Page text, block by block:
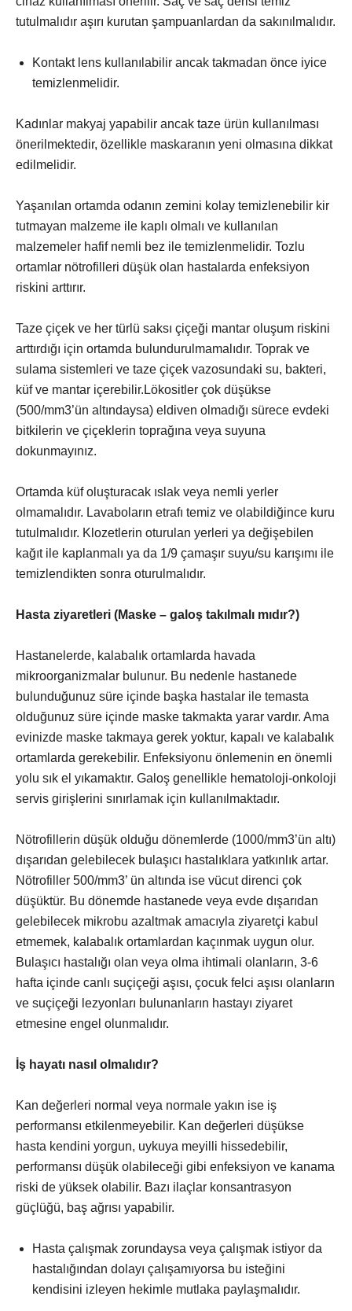
tutulmalıdır aşırı kurutan şampuanlardan da sakınılmalıdır.
Kontakt lens kullanılabilir ancak takmadan önce iyice
temizlenmelidir.
Kadınlar makyaj yapabilir ancak taze ürün kullanılması
önerilmektedir, özellikle maskaranın yeni olmasına dikkat
edilmelidir.
Yaşanılan ortamda odanın zemini kolay temizlenebilir kir
tutmayan malzeme ile kaplı olmalı ve kullanılan
malzemeler hafif nemli bez ile temizlenmelidir. Tozlu
ortamlar nötrofilleri düşük olan hastalarda enfeksiyon
riskini arttırır.
Taze çiçek ve her türlü saksı çiçeği mantar oluşum riskini
arttırdığı için ortamda bulundurulmamalıdır. Toprak ve
sulama sistemleri ve taze çiçek vazosundaki su, bakteri,
küf ve mantar içerebilir.Lökositler çok düşükse
(500/mm3’ün altındaysa) eldiven olmadığı sürece evdeki
bitkilerin ve çiçeklerin toprağına veya suyuna
dokunmayınız.
Ortamda küf oluşturacak ıslak veya nemli yerler
olmamalıdır. Lavaboların etrafı temiz ve olabildiğince kuru
tutulmalıdır. Klozetlerin oturulan yerleri ya değişebilen
kağıt ile kaplanmalı ya da 1/9 çamaşır suyu/su karışımı ile
temizlendikten sonra oturulmalıdır.
Hasta ziyaretleri (Maske – galoş takılmalı mıdır?)
Hastanelerde, kalabalık ortamlarda havada
mikroorganizmalar bulunur. Bu nedenle hastanede
bulunduğunuz süre içinde başka hastalar ile temasta
olduğunuz süre içinde maske takmakta yarar vardır. Ama
evinizde maske takmaya gerek yoktur, kapalı ve kalabalık
ortamlarda gerekebilir. Enfeksiyonu önlemenin en önemli
yolu sık el yıkamaktır. Galoş genellikle hematoloji-onkoloji
servis girişlerini sınırlamak için kullanılmaktadır.
Nötrofillerin düşük olduğu dönemlerde (1000/mm3’ün altı)
dışarıdan gelebilecek bulaşıcı hastalıklara yatkınlık artar.
Nötrofiller 500/mm3’ ün altında ise vücut direnci çok
düşüktür. Bu dönemde hastanede veya evde dışarıdan
gelebilecek mikrobu azaltmak amacıyla ziyaretçi kabul
etmemek, kalabalık ortamlardan kaçınmak uygun olur.
Bulaşıcı hastalığı olan veya olma ihtimali olanların, 3-6
hafta içinde canlı suçiçeği aşısı, çocuk felci aşısı olanların
ve suçiçeği lezyonları bulunanların hastayı ziyaret
etmesine engel olunmalıdır.
İş hayatı nasıl olmalıdır?
Kan değerleri normal veya normale yakın ise iş
performansı etkilenmeyebilir. Kan değerleri düşükse
hasta kendini yorgun, uykuya meyilli hissedebilir,
performansı düşük olabileceği gibi enfeksiyon ve kanama
riski de yüksek olabilir. Bazı ilaçlar konsantrasyon
güçlüğü, baş ağrısı yapabilir.
Hasta çalışmak zorundaysa veya çalışmak istiyor da
hastalığından dolayı çalışamıyorsa bu isteğini
kendisini izleyen hekimle mutlaka paylaşmalıdır.